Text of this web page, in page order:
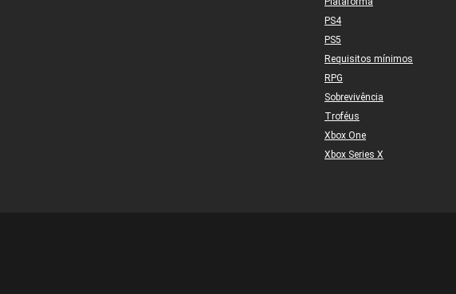
PS4
PS5
Requisitos mínimos
RPG
Sobrevivência
Troféus
Xbox One
Xbox Series X